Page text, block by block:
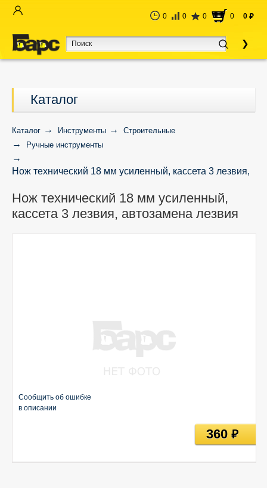
0 0 0 0 0 руб
Каталог
Каталог Инструменты
Строительные
Ручные инструменты
Нож технический 18 мм усиленный, кассета 3 лезвия,
Нож технический 18 мм усиленный,
кассета 3 лезвия, автозамена лезвия
Сообщить об ошибке
в описании
360руб